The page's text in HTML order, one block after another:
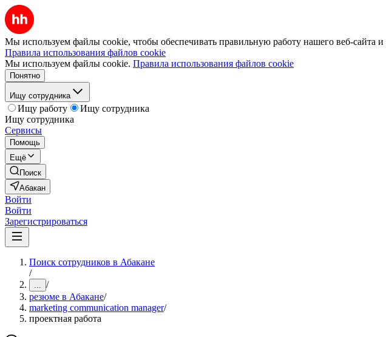
Мы используем файлы cookie, чтобы обеспечивать правильную работу нашего веб-сайта и
Правила использования файлов cookie
Мы используем файлы cookie. Правила использования файлов cookie
Понятно
Ищу сотрудника
Ищу работу
Ищу сотрудника
Ищу сотрудника
Сервисы
Помощь
Ещё
Поиск
Абакан
Войти
Войти
Зарегистрироваться
Поиск сотрудников в Абакане
/
... /
резюме в Абакане/
marketing communication manager/
проектная работа